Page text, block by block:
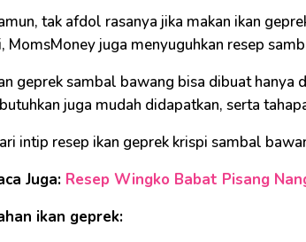
tak afdol rasanya jika makan ikan
MomsMoney juga menyuguhkan resep
geprek sambal bawang bisa dibuat hanya
juga mudah didapatkan, serta
intip resep ikan geprek krispi sambal
Juga: Resep Wingko Babat Pisang
ikan geprek: